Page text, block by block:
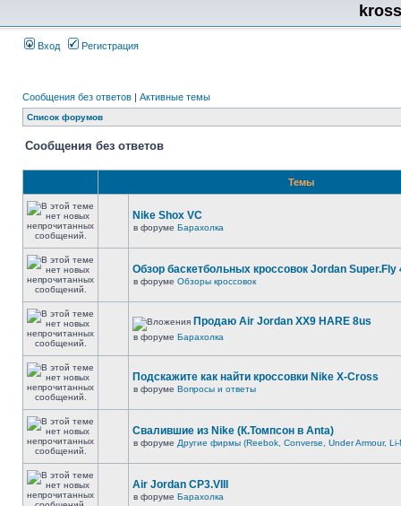
Вход Регистрация
Сообщения без ответов | Активные темы
Список форумов
Сообщения без ответов
Темы
Nike Shox VC
в форуме Барахолка
Обзор баскетбольных кроссовок Jordan Super.Fly
в форуме Обзоры кроссовок
Продаю Air Jordan XX9 HARE 8us
в форуме Барахолка
Подскажите как найти кроссовки Nike X-Cross
в форуме Вопросы и ответы
Свалившие из Nike (К.Томпсон в Anta)
в форуме Другие фирмы (Reebok, Converse, Under Armour, Li-
Air Jordan CP3.VIII
в форуме Барахолка